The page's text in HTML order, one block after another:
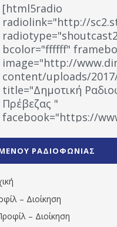
[html5radio
radiolink="http://
bcolor="ffffff"
image="http://
content/uploads/
title="Δημοτική
Πρέβεζας "
facebook="https://
1531194763766854/"
ΡΑΔΙΟΦΩΝΙΑΣ
– Διοίκηση
– Διοίκηση